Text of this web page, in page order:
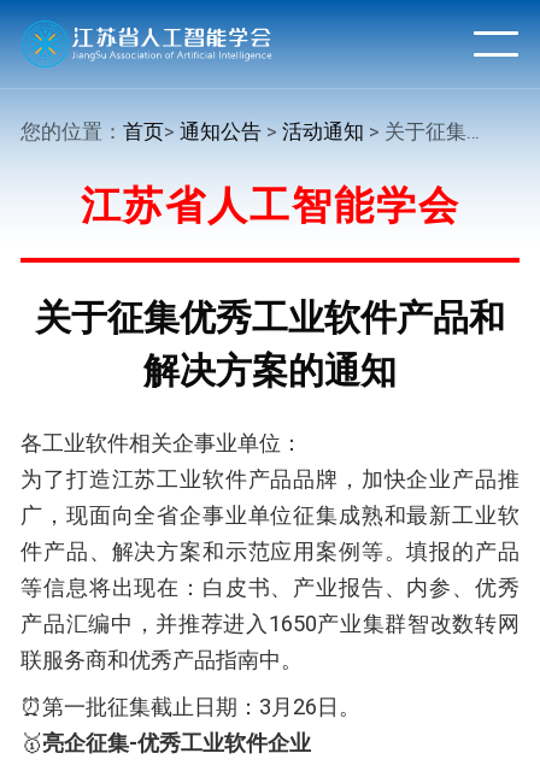
您的位置：首页>通知公告 >活动通知 > 关于征集优秀工业软件产品和解决方案的通知
江苏省人工智能学会
关于征集优秀工业软件产品和
解决方案的通知
各工业软件相关企事业单位：
为了打造江苏工业软件产品品牌，加快企业产品推
广，现面向全省企事业单位征集成熟和最新工业软
件产品、解决方案和示范应用案例等。填报的产品
等信息将出现在：白皮书、产业报告、内参、优秀
产品汇编中，并推荐进入1650产业集群智改数转网
联服务商和优秀产品指南中。
⏰第一批征集截止日期：3月26日。
🥇亮企征集-优秀工业软件企业